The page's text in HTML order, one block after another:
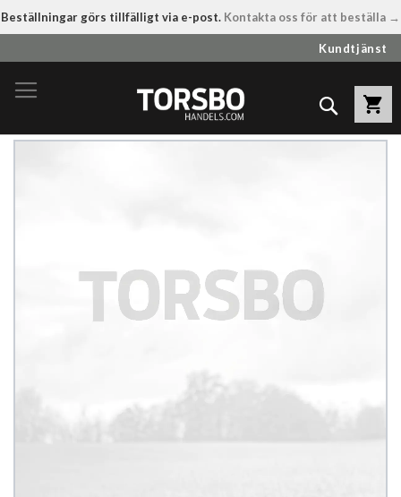
Beställningar görs tillfälligt via e-post. Kontakta oss för att beställa →
till
innehållet
Kundtjänst
Sök